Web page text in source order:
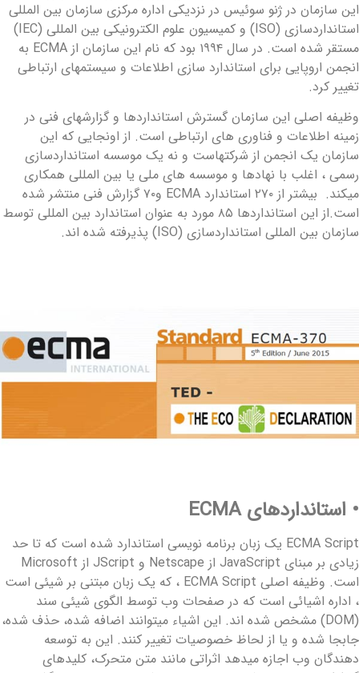
این سازمان در ژنو سوئیس در نزدیکی اداره مرکزی سازمان بین المللی
استانداردسازی (ISO) و کمیسیون علوم الکترونیکی بین المللی (IEC)
مستقر شده است. در سال ۱۹۹۴ بود که نام این سازمان از ECMA به
انجمن اروپایی برای استاندارد سازی اطلاعات و سیستمهای ارتباطی
تغییر کرد.
وظیفه اصلی این سازمان گسترش استانداردها و گزارشهای فنی در
زمینه اطلاعات و فناوری های ارتباطی است. از اونجایی که این
سازمان یک انجمن از شرکتهاست و نه یک موسسه استانداردسازی
رسمی ، اغلب با نهادها و موسسه های ملی یا بین المللی همکاری
میکند. بیشتر از ۲۷۰ استاندارد ECMA و۷۰ گزارش فنی منتشر شده
است.از این استانداردها ۸۵ مورد به عنوان استاندارد بین المللی توسط
سازمان بین المللی استانداردسازی (ISO) پذیرفته شده اند.
• استانداردهای ECMA
ECMA Script یک زبان برنامه نویسی استاندارد شده است که تا حد
زیادی بر مبنای JavaScript از Netscape و JScript از Microsoft
است. وظیفه اصلی ECMA Script ، که یک زبان مبتنی بر شیئی است
، اداره اشیائی است که در صفحات وب توسط الگوی شیئی سند
(DOM) مشخص شده اند. این اشیاء میتوانند اضافه شده، حذف شده،
جابجا شده و یا از لحاظ خصوصیات تغییر کنند. این به توسعه
دهندگان وب اجازه میدهد اثراتی مانند متن متحرک، کلیدهای